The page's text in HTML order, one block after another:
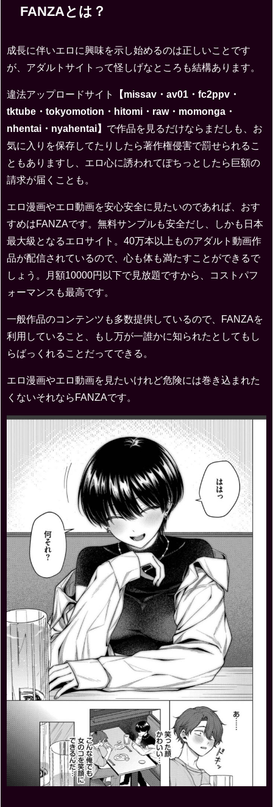
FANZAとは？
成長に伴いエロに興味を示し始めるのは正しいことです
が、アダルトサイトって怪しげなところも結構あります。
違法アップロードサイト
【missav・av01・fc2ppv・
tktube・tokyomotion・hitomi・raw・momonga・
nhentai・nyahentai】 で作品を見るだけならまだしも、お
気に入りを保存してたりしたら著作権侵害で罰せられるこ
ともありますし、エロ心に誘われてぽちっとしたら巨額の
請求が届くことも。
エロ漫画やエロ動画を安心安全に見たいのであれば、おす
すめはFANZAです。無料サンプルも安全だし、しかも日本
最大級となるエロサイト。40万本以上ものアダルト動画作
品が配信されているので、心も体も満たすことができるで
しょう。月額10000円以下で見放題ですから、コストパフ
ォーマンスも最高です。
一般作品のコンテンツも多数提供しているので、FANZAを
利用していること、もし万が一誰かに知られたとしてもし
らばっくれることだってできる。
エロ漫画やエロ動画を見たいけれど危険には巻き込まれた
くないそれならFANZAです。